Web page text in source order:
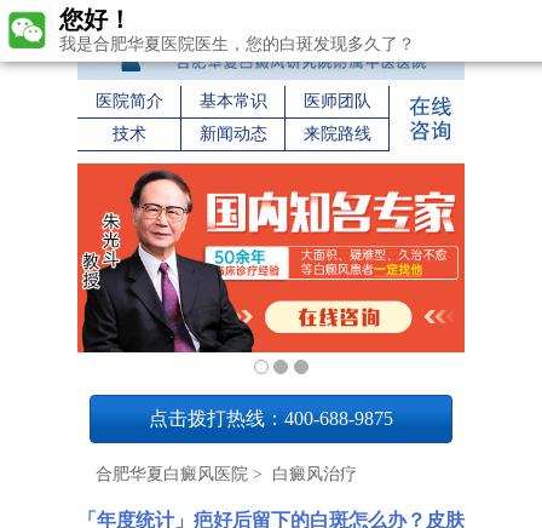
医院简介 基本常识
医师团队
技术
新闻动态 来院路线
点击拨打热线：400-688-9875
合肥华夏白癜风医院 > 白癜风治疗
「年度统计」疤好后留下的白斑怎么办？皮肤
您好！
我是合肥华夏医院医生，您的白斑发现多久了？